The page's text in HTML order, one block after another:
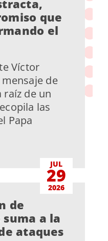
que
el
Víctor
de
raíz de un
las
Papa
JUL
29
2026
de
a la
ataques